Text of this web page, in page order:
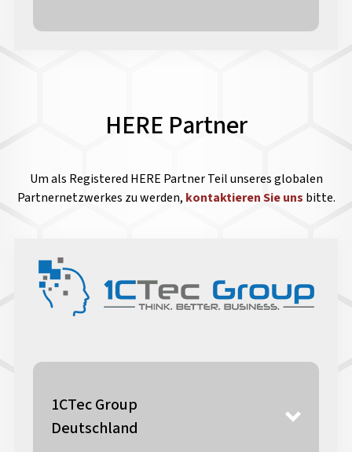
HERE Partner
Um als Registered HERE Partner Teil unseres globalen
Partnernetzwerkes zu werden, kontaktieren Sie uns bitte.
1CTec Group
Deutschland